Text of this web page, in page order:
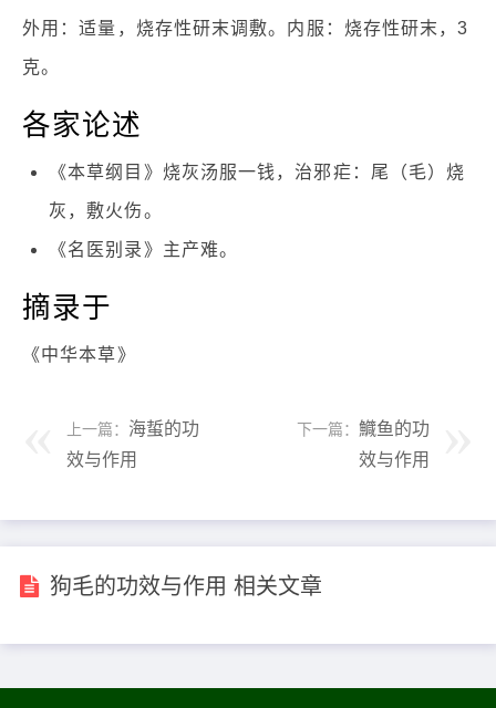
外用：适量，烧存性研末调敷。内服：烧存性研末，3
克。
各家论述
《本草纲目》烧灰汤服一钱，治邪疟：尾（毛）烧
灰，敷火伤。
《名医别录》主产难。
摘录于
《中华本草》
上一篇： 海蜇的功
效与作用
下一篇： 鱵鱼的功
效与作用
狗毛的功效与作用 相关文章